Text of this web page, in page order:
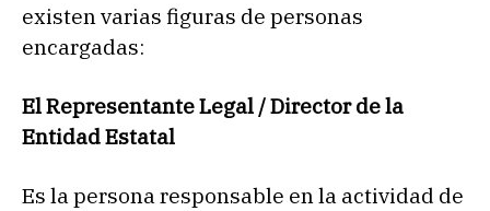
existen varias figuras de personas
encargadas:
El Representante Legal / Director de la
Entidad Estatal
Es la persona responsable en la actividad de